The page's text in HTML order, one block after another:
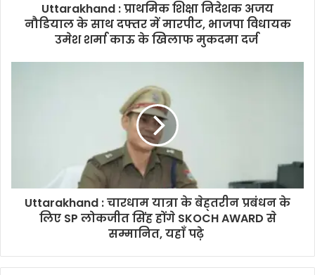
Uttarakhand : प्राथमिक शिक्षा निदेशक अजय
नौडियाल के साथ दफ्तर में मारपीट, भाजपा विधायक
उमेश शर्मा काऊ के खिलाफ मुकदमा दर्ज
Uttarakhand : चारधाम यात्रा के बेह्तरीन प्रबंधन के
लिए SP लोकजीत सिंह होंगे SKOCH AWARD से
सम्मानित, यहाँ पढ़े